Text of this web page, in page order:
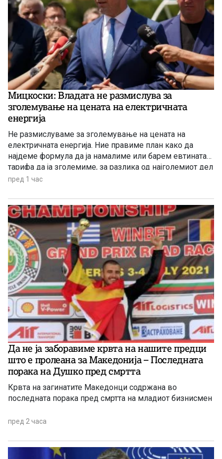
Мицкоски: Владата не размислува за
зголемување на цената на електричната
енергија
Не размислуваме за зголемување на цената на
електричната енергија. Ние правиме план како да
најдеме формула да ја намалиме или барем евтината
тарифа да ја зголемиме, за разлика од најголемиот дел
од земјите во Европа коишто планираат да ја зголемат
премиерот Христијан Мицкоски.
пред 1 час
Да не ја заборавиме крвта на нашите предци
што е пролеана за Македонија – Последната
порака на Душко пред смртта
Крвта на загинатите Македонци содржана во
последната порака пред смртта на младиот бизнисмен
пред 2 часа